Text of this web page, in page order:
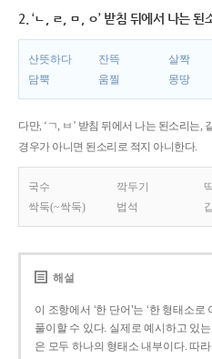
2. ‘ㄴ, ㄹ, ㅁ, ㅇ’ 받침 뒤에서 나는 된
산뜻하다 잔뜩 살짝
담뿍
움찔 몽땅
다만, ‘ㄱ, ㅂ’ 받침 뒤에서 나는 된소리는,
경우가 아니면 된소리로 적지 아니한다.
국수 깍두기
싹둑(~싹둑)
법석
해설
이 조항에서 ‘한 단어’는 ‘한 형태소
풀이할 수 있다. 실제로 예시하고 있
은 모두 하나의 형태소 내부이다. 따